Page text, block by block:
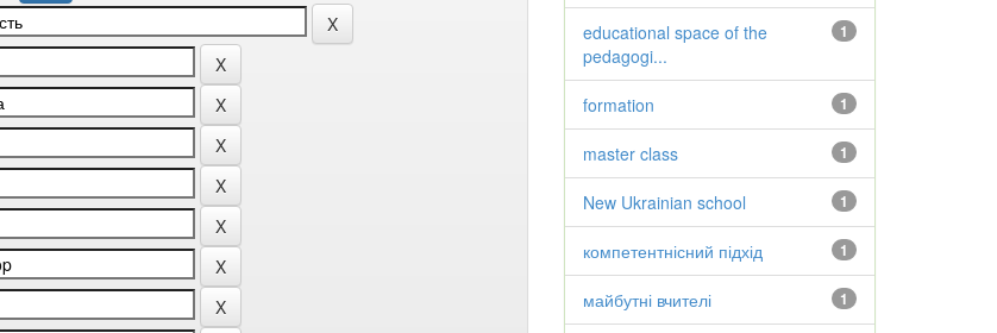
1
educational space of the
pedagogi...
1
formation
1
master class
1
New Ukrainian school
1
компетентнісний підхід
1
майбутні вчителі